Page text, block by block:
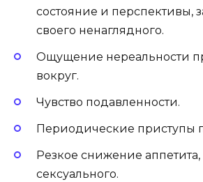
состояние и перспективы,
своего ненаглядного.
Ощущение нереальности
вокруг.
Чувство подавленности.
Периодические приступы
Резкое снижение
сексуального.